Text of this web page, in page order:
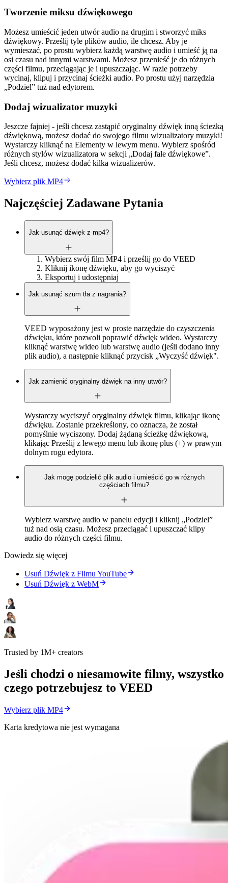
Tworzenie miksu dźwiękowego
Możesz umieścić jeden utwór audio na drugim i stworzyć miks
dźwiękowy. Prześlij tyle plików audio, ile chcesz. Aby je
wymieszać, po prostu wybierz każdą warstwę audio i umieść ją na
osi czasu nad innymi warstwami. Możesz przenieść je do różnych
części filmu, przeciągając je i upuszczając. W razie potrzeby
wycinaj, klipuj i przycinaj ścieżki audio. Po prostu użyj narzędzia
„Podziel” tuż nad edytorem.
Dodaj wizualizator muzyki
Jeszcze fajniej - jeśli chcesz zastąpić oryginalny dźwięk inną ścieżką
dźwiękową, możesz dodać do swojego filmu wizualizatory muzyki!
Wystarczy kliknąć na Elementy w lewym menu. Wybierz spośród
różnych stylów wizualizatora w sekcji „Dodaj fale dźwiękowe”.
Jeśli chcesz, możesz dodać kilka wizualizerów.
Wybierz plik MP4
Najczęściej Zadawane Pytania
Jak usunąć dźwięk z mp4?
Wybierz swój film MP4 i prześlij go do VEED
Kliknij ikonę dźwięku, aby go wyciszyć
Eksportuj i udostępniaj
Jak usunąć szum tła z nagrania?
VEED wyposażony jest w proste narzędzie do czyszczenia
dźwięku, które pozwoli poprawić dźwięk wideo. Wystarczy
kliknąć warstwę wideo lub warstwę audio (jeśli dodano inny
plik audio), a następnie kliknąć przycisk „Wyczyść dźwięk".
Jak zamienić oryginalny dźwięk na inny utwór?
Wystarczy wyciszyć oryginalny dźwięk filmu, klikając ikonę
dźwięku. Zostanie przekreślony, co oznacza, że został
pomyślnie wyciszony. Dodaj żądaną ścieżkę dźwiękową,
klikając Prześlij z lewego menu lub ikonę plus (+) w prawym
dolnym rogu edytora.
Jak mogę podzielić plik audio i umieścić go w różnych
częściach filmu?
Wybierz warstwę audio w panelu edycji i kliknij „Podziel”
tuż nad osią czasu. Możesz przeciągać i upuszczać klipy
audio do różnych części filmu.
Dowiedz się więcej
Usuń Dźwięk z Filmu YouTube
Usuń Dźwięk z WebM
Trusted by 1M+ creators
Jeśli chodzi o niesamowite filmy, wszystko
czego potrzebujesz to VEED
Wybierz plik MP4
Karta kredytowa nie jest wymagana